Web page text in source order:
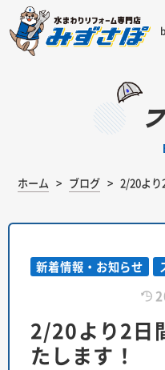
ホーム ブログ 2/20より
新着情報・お知らせ
2/20より2日
たします！